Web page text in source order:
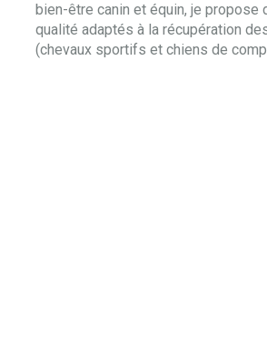
bien-être canin et équin, je propose
qualité adaptés à la récupération
(chevaux sportifs et chiens de